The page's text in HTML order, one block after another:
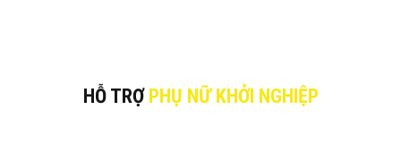
HỖ TRỢPHỤ NỮ KHỞI NGHIỆP